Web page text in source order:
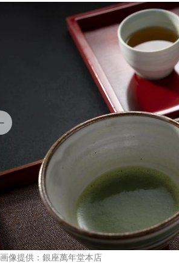
画像提供：銀座萬年堂本店